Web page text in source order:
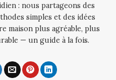
: nous partageons des
simples et des idées
maison plus agréable, plus
— un guide à la fois.